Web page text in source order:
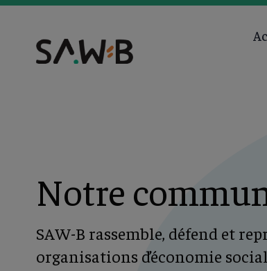
Notre
SAW-B rassemble, défend et
organisations d’économie